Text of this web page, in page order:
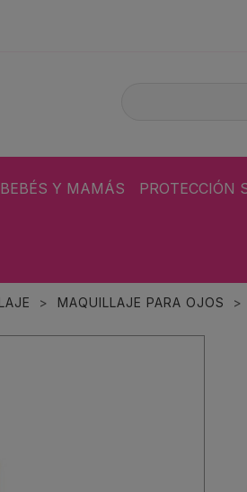
BEBÉS Y MAMÁS PROTECCIÓN
MAQUILLAJE PARA OJOS